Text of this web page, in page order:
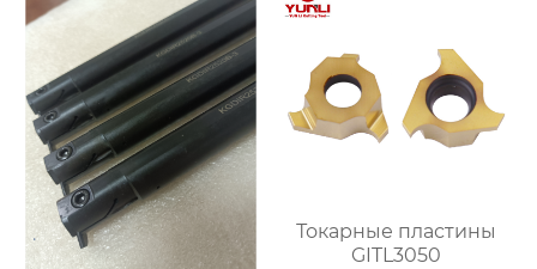
Токарные пластины
GITL3050